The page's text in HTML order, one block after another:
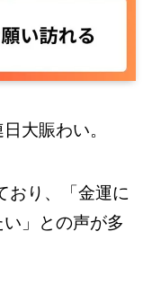
大賑わい。
おり、「金運に
」との声が多